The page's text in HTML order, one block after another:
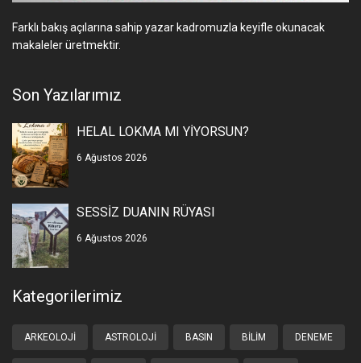
Farklı bakış açılarına sahip yazar kadromuzla keyifle okunacak
makaleler üretmektir.
Son Yazılarımız
HELAL LOKMA MI YİYORSUN?
6 Ağustos 2026
SESSİZ DUANIN RÜYASI
6 Ağustos 2026
Kategorilerimiz
ARKEOLOJI ASTROLOJI BASIN BILIM DENEME